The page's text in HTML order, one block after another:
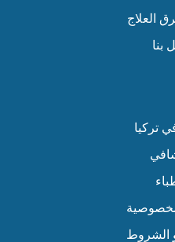
العلاج
بنا
تركيا
الشروط